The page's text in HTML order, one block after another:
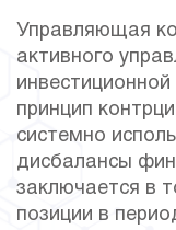
Управляющая
активного
принцип
системно
дисбалансы
заключается в
позиции в